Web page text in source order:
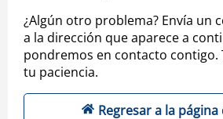
¿Algún otro problema? Envía un
a la dirección que aparece a
pondremos en contacto contigo.
tu paciencia.
Regresar a la